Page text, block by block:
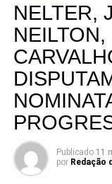
NELTER,
Publicado 11
por Redação